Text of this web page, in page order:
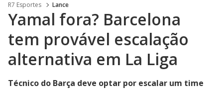
R7 Esportes Lance
Yamal fora? Barcelona
tem provável escalação
alternativa em La Liga
Técnico do Barça deve optar por escalar um time